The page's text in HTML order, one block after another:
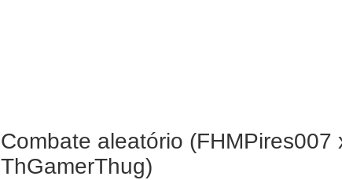
Combate aleatório (FHMPires007
ThGamerThug)